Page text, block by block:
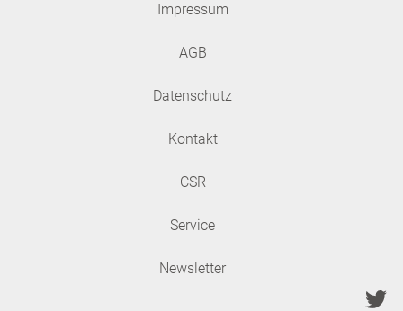
Impressum
AGB
Datenschutz
Kontakt
CSR
Service
Newsletter